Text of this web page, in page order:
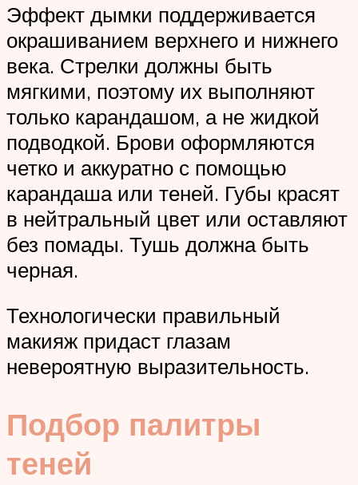
Эффект дымки поддерживается
окрашиванием верхнего и нижнего
века. Стрелки должны быть
мягкими, поэтому их выполняют
только карандашом, а не жидкой
подводкой. Брови оформляются
четко и аккуратно с помощью
карандаша или теней. Губы красят
в нейтральный цвет или оставляют
без помады. Тушь должна быть
черная.
Технологически правильный
макияж придаст глазам
невероятную выразительность.
Подбор палитры
теней